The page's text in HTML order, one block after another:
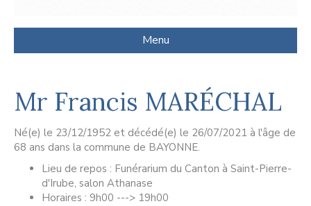
Menu
Mr Francis MARÉCHAL
Né(e) le 23/12/1952 et décédé(e) le 26/07/2021 à l'âge de
68 ans dans la commune de BAYONNE.
Lieu de repos : Funérarium du Canton à Saint-Pierre-
d'Irube, salon Athanase
Horaires : 9h00 ---> 19h00